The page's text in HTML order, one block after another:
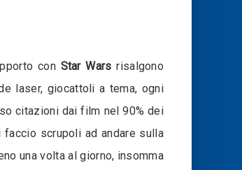
con Star Wars risalgono
laser, giocattoli a tema, ogni
citazioni dai film nel 90% dei
scrupoli ad andare sulla
una volta al giorno, insomma